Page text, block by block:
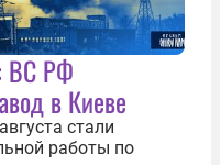
ВС РФ
в Киеве
стали
работы по